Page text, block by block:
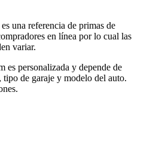
una referencia de primas de
en línea por lo cual las
variar.
es personalizada y depende de
tipo de garaje y modelo del auto.